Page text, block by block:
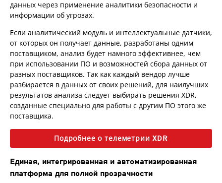
данных через применение аналитики безопасности и
информации об угрозах.
Если аналитический модуль и интеллектуальные датчики,
от которых он получает данные, разработаны одним
поставщиком, анализ будет намного эффективнее, чем
при использовании ПО и возможностей сбора данных от
разных поставщиков. Так как каждый вендор лучше
разбирается в данных от своих решений, для наилучших
результатов анализа следует выбирать решения XDR,
созданные специально для работы с другим ПО этого же
поставщика.
Подробнее о телеметрии XDR
Единая, интегрированная и автоматизированная
платформа для полной прозрачности